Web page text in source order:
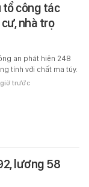
tổ công tác
nhà trọ
an phát hiện 248
tính với chất ma túy.
giờ trước
lương 58